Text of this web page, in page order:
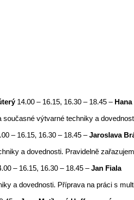
14.00 – 16.15, 16.30 – 18.45 –
výtvarné techniky a
– 16.15, 16.30 – 18.45 –Jaroslava
a dovednosti. Pravidelně
– 16.15, 16.30 – 18.45 –Jan Fiala
a dovednosti. Příprava na práci s